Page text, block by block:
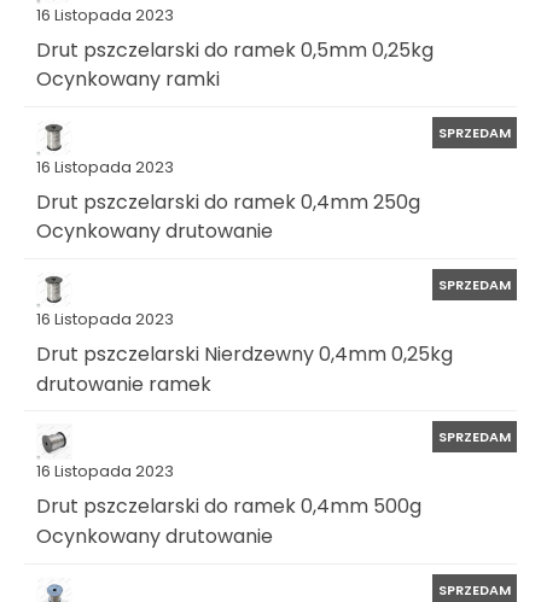
16 Listopada 2023
Drut pszczelarski do ramek 0,5mm 0,25kg
Ocynkowany ramki
16 Listopada 2023
SPRZEDAM
Drut pszczelarski do ramek 0,4mm 250g
Ocynkowany drutowanie
16 Listopada 2023
SPRZEDAM
Drut pszczelarski Nierdzewny 0,4mm 0,25kg
drutowanie ramek
16 Listopada 2023
SPRZEDAM
Drut pszczelarski do ramek 0,4mm 500g
Ocynkowany drutowanie
SPRZEDAM